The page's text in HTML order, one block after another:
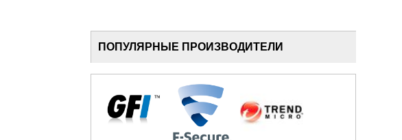
ПОПУЛЯРНЫЕ ПРОИЗВОДИТЕЛИ